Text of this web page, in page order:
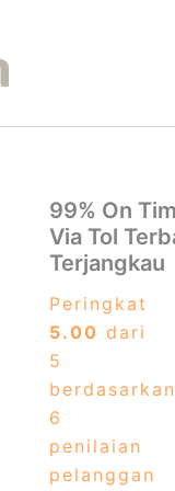
99% On
Via Tol
Terjangkau
Peringkat
5.00 dari
5
berdasarkan
6
penilaian
pelanggan